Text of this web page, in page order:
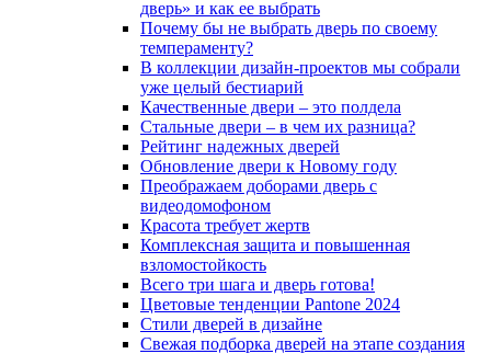
дверь» и как ее выбрать
Почему бы не выбрать дверь по своему
темпераменту?
В коллекции дизайн-проектов мы собрали
уже целый бестиарий
Качественные двери – это полдела
Стальные двери – в чем их разница?
Рейтинг надежных дверей
Обновление двери к Новому году
Преображаем доборами дверь с
видеодомофоном
Красота требует жертв
Комплексная защита и повышенная
взломостойкость
Всего три шага и дверь готова!
Цветовые тенденции Pantone 2024
Стили дверей в дизайне
Свежая подборка дверей на этапе создания